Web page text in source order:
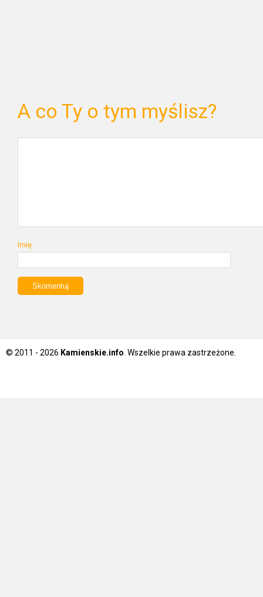
A co Ty o tym myślisz?
Imię
© 2011 - 2026 Kamienskie.info . Wszelkie prawa zastrzeżone.